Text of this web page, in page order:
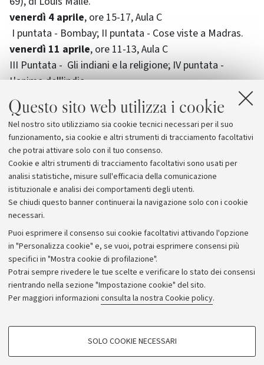
Questo sito web utilizza i cookie
Nel nostro sito utilizziamo sia cookie tecnici necessari per il suo
funzionamento, sia cookie e altri strumenti di tracciamento facoltativi
che potrai attivare solo con il tuo consenso.
Cookie e altri strumenti di tracciamento facoltativi sono usati per
analisi statistiche, misure sull'efficacia della comunicazione
istituzionale e analisi dei comportamenti degli utenti.
Se chiudi questo banner continuerai la navigazione solo con i cookie
necessari.
Puoi esprimere il consenso sui cookie facoltativi attivando l'opzione
in "Personalizza cookie" e, se vuoi, potrai esprimere consensi più
specifici in "Mostra cookie di profilazione".
Potrai sempre rivedere le tue scelte e verificare lo stato dei consensi
rientrando nella sezione "Impostazione cookie" del sito.
Per maggiori informazioni consulta la nostra Cookie policy.
COOKIE DI PROFILAZIONE - FACOLTATIVI
SOLO COOKIE NECESSARI
venerdì 4 aprile, ore 15-17, Aula C
I puntata - Bombay; II puntata - Cose viste a Madras.
venerdì 11 aprile, ore 11-13, Aula C
III Puntata - Gli indiani e la religione; IV puntata -
L'anima dell'india
martedì 6 maggio
, ore 9-11, Aula B
V puntata - Riprese impossibili; VI puntata - Sogno e
realtà
venerdi 9 maggio, ore 11-13, Aula C
VII episodio- Uno sguardo alle caste
Archivio
Comunicati stampa
Redazione
Rassegna stampa